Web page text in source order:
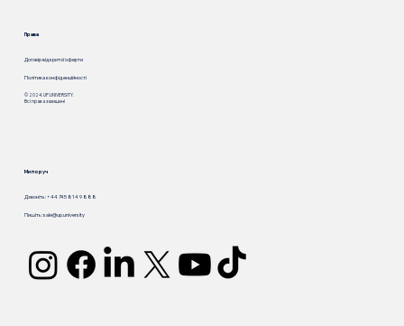
Права
Договір відкритої оферти
Політика конфіденційності
© 2024. UP.UNIVERSITY.
Всі права захищені
Ми поруч
Пишіть:sale@up.university
Дзвоніть: +44 745 814 9 888